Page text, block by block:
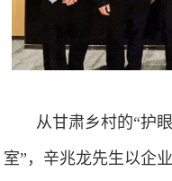
从甘肃乡村的“护
室”，辛兆龙先生以企